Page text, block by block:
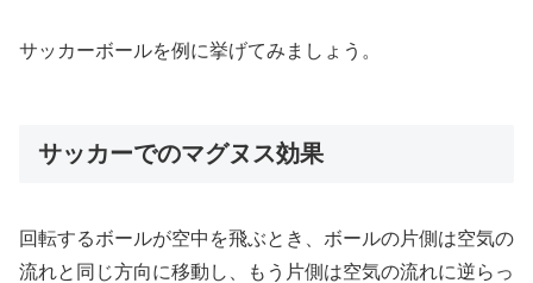
サッカーボールを例に挙げてみましょう。
サッカーでのマグヌス効果
回転するボールが空中を飛ぶとき、ボールの片側は空気の
流れと同じ方向に移動し、もう片側は空気の流れに逆らっ